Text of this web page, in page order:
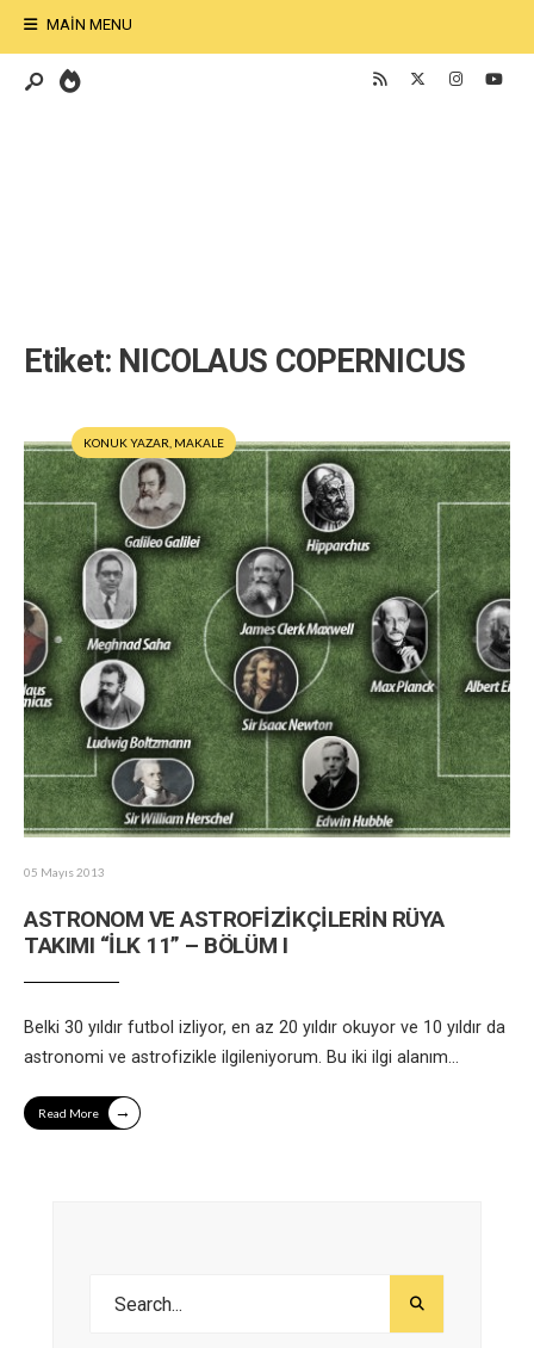
MAIN MENU
Etiket: NICOLAUS COPERNICUS
KONUK YAZAR MAKALE
05 Mayıs 2013
ASTRONOM VE ASTROFİZİKÇİLERİN RÜYA
TAKIMI “İLK 11” – BÖLÜM I
Belki 30 yıldır futbol izliyor, en az 20 yıldır okuyor ve 10 yıldır da
astronomi ve astrofizikle ilgileniyorum. Bu iki ilgi alanım...
Read More →